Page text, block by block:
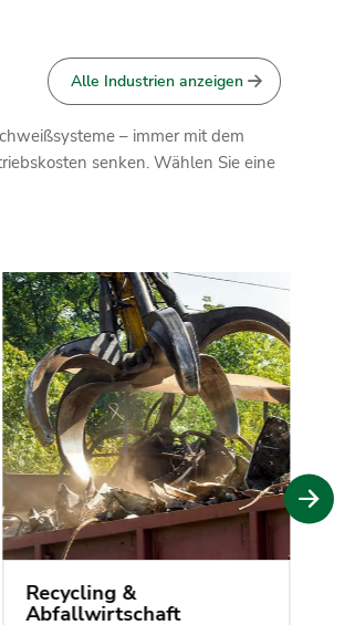
Alle Industrien anzeigen
– immer mit dem
senken. Wählen Sie eine
Recycling &
Abfallwirtschaft